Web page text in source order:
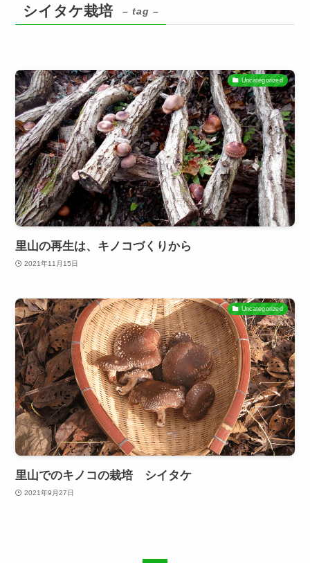
シイタケ栽培 – tag –
Uncategorized
里山の再生は、キノコづくりから
2021年11月15日
Uncategorized
里山でのキノコの栽培 シイタケ
2021年9月27日